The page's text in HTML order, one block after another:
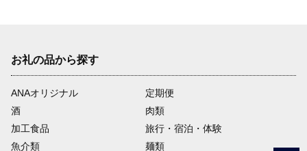
お礼の品から探す
ANAオリジナル
定期便
酒
肉類
加工食品
旅行・宿泊・体験
魚介類
麺類